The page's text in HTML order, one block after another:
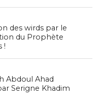
des wirds par le
du Prophète
!
Abdoul Ahad
Serigne Khadim